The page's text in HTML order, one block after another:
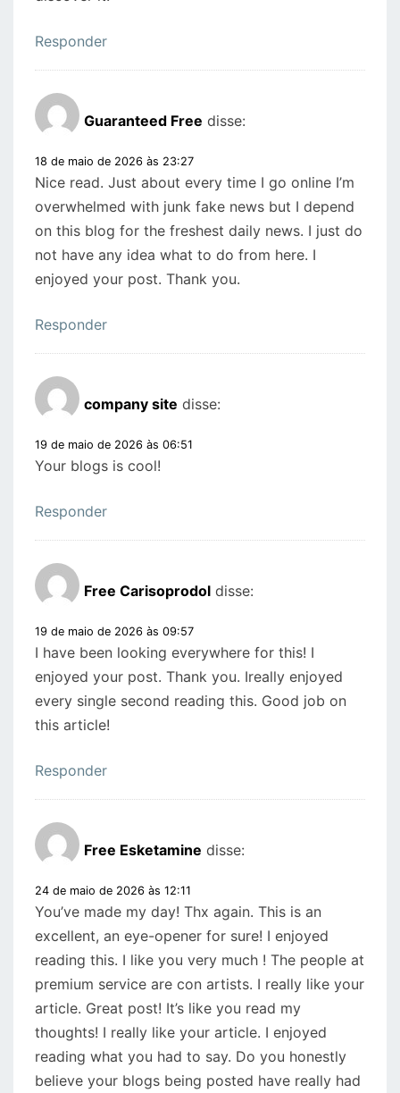
Responder
Guaranteed Free disse:
18 de maio de 2026 às 23:27
Nice read. Just about every time I go online I’m
overwhelmed with junk fake news but I depend
on this blog for the freshest daily news. I just do
not have any idea what to do from here. I
enjoyed your post. Thank you.
Responder
company site disse:
19 de maio de 2026 às 06:51
Your blogs is cool!
Responder
Free Carisoprodol disse:
19 de maio de 2026 às 09:57
I have been looking everywhere for this! I
enjoyed your post. Thank you. Ireally enjoyed
every single second reading this. Good job on
this article!
Responder
Free Esketamine disse:
24 de maio de 2026 às 12:11
You’ve made my day! Thx again. This is an
excellent, an eye-opener for sure! I enjoyed
reading this. I like you very much ! The people at
premium service are con artists. I really like your
article. Great post! It’s like you read my
thoughts! I really like your article. I enjoyed
reading what you had to say. Do you honestly
believe your blogs being posted have really had